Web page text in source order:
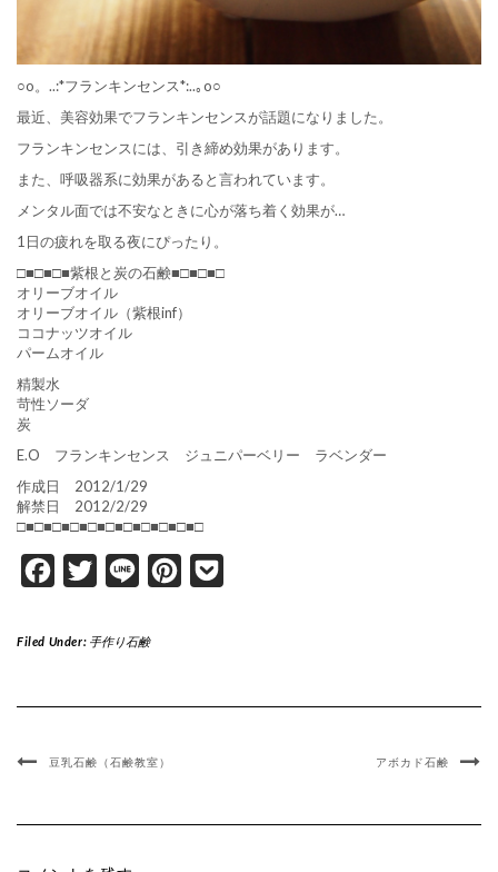
○o。..:*フランキンセンス*:..｡o○
最近、美容効果でフランキンセンスが話題になりました。
フランキンセンスには、引き締め効果があります。
また、呼吸器系に効果があると言われています。
メンタル面では不安なときに心が落ち着く効果が…
1日の疲れを取る夜にぴったり。
□■□■□■紫根と炭の石鹸■□■□■□
オリーブオイル
オリーブオイル（紫根inf）
ココナッツオイル
パームオイル
精製水
苛性ソーダ
炭
E.O フランキンセンス ジュニパーベリー ラベンダー
作成日 2012/1/29
解禁日 2012/2/29
□■□■□■□■□■□■□■□■□■□■□
FacebookTwitterLine Pinterest
Filed Under: 手作り石鹸
豆乳石鹸（石鹸教室） アボカド石鹸